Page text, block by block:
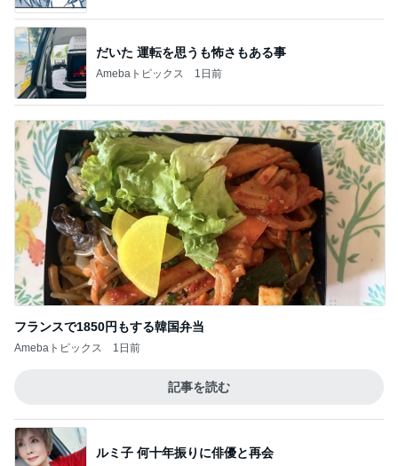
だいた 運転を思うも怖さもある事
Amebaトピックス 1日前
フランスで1850円もする韓国弁当
Amebaトピックス 1日前
記事を読む
ルミ子 何十年振りに俳優と再会